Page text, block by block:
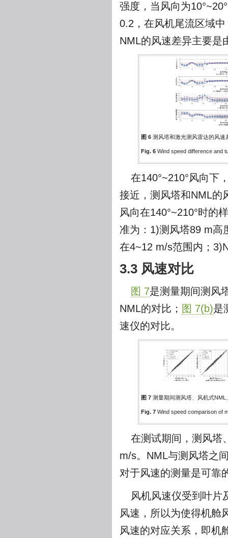
强度，当风向为
0.2，在风机尾流区域
NML的风速差异主要是
图 6 测风塔和激光测风雷达的风速
Fig. 6 Wind speed difference and
在140°~210°风向下
接近，测风塔和NML的
风向在140°~210°时的
准为：1)测风塔89 m高
在4~12 m/s范围内；
3.3 风速对比
图 7是测量期间测风
NML的对比； 图 7(b)是
速仪的对比。
图 7 测量期间测风塔、风机式
Fig. 7 Wind speed comparison of
在测试期间，测风塔
m/s。NML与测风塔之
对于风速的测量是可靠
风机风速仪受到叶片
风速，所以为使得机舱
风速的对应关系，即机